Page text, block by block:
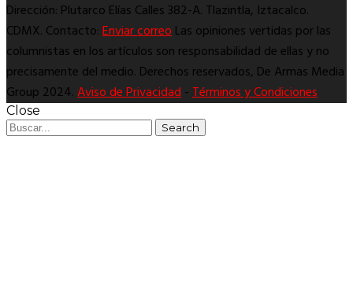
Dirección: Plutarco Elías Calles 382-A. Tlazintla, Iztacalco.
CDMX. Contacto:Enviar correoLas opiniones vertidas por las
columnistas en los artículos son responsabilidad de ellas y no
precisamente del medio. Derechos reservados, De Armas Media
Group 2024.Aviso de Privacidad-Términos y Condiciones
Close